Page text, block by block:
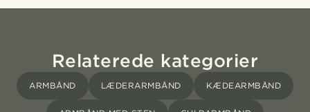
Relaterede kategorier
ARMBÅND LÆDERARMBÅND KÆDEARMBÅND